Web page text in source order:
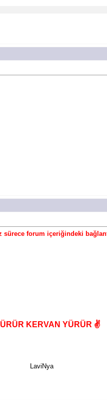
sürece forum içeriğindeki
KERVAN YÜRÜR ✌️
LaviNya